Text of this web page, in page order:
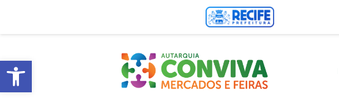
Abrir a barra de ferramentas